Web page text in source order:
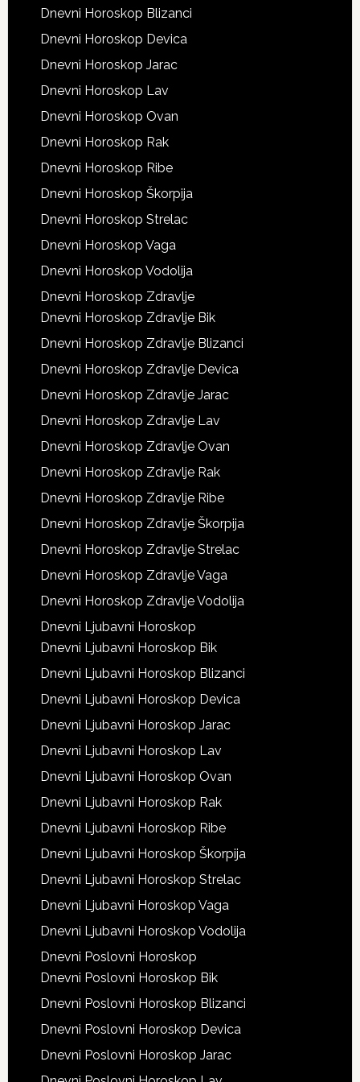
Dnevni Horoskop Blizanci
Dnevni Horoskop Devica
Dnevni Horoskop Jarac
Dnevni Horoskop Lav
Dnevni Horoskop Ovan
Dnevni Horoskop Rak
Dnevni Horoskop Ribe
Dnevni Horoskop Škorpija
Dnevni Horoskop Strelac
Dnevni Horoskop Vaga
Dnevni Horoskop Vodolija
Dnevni Horoskop Zdravlje
Dnevni Horoskop Zdravlje Bik
Dnevni Horoskop Zdravlje Blizanci
Dnevni Horoskop Zdravlje Devica
Dnevni Horoskop Zdravlje Jarac
Dnevni Horoskop Zdravlje Lav
Dnevni Horoskop Zdravlje Ovan
Dnevni Horoskop Zdravlje Rak
Dnevni Horoskop Zdravlje Ribe
Dnevni Horoskop Zdravlje Škorpija
Dnevni Horoskop Zdravlje Strelac
Dnevni Horoskop Zdravlje Vaga
Dnevni Horoskop Zdravlje Vodolija
Dnevni Ljubavni Horoskop
Dnevni Ljubavni Horoskop Bik
Dnevni Ljubavni Horoskop Blizanci
Dnevni Ljubavni Horoskop Devica
Dnevni Ljubavni Horoskop Jarac
Dnevni Ljubavni Horoskop Lav
Dnevni Ljubavni Horoskop Ovan
Dnevni Ljubavni Horoskop Rak
Dnevni Ljubavni Horoskop Ribe
Dnevni Ljubavni Horoskop Škorpija
Dnevni Ljubavni Horoskop Strelac
Dnevni Ljubavni Horoskop Vaga
Dnevni Ljubavni Horoskop Vodolija
Dnevni Poslovni Horoskop
Dnevni Poslovni Horoskop Bik
Dnevni Poslovni Horoskop Blizanci
Dnevni Poslovni Horoskop Devica
Dnevni Poslovni Horoskop Jarac